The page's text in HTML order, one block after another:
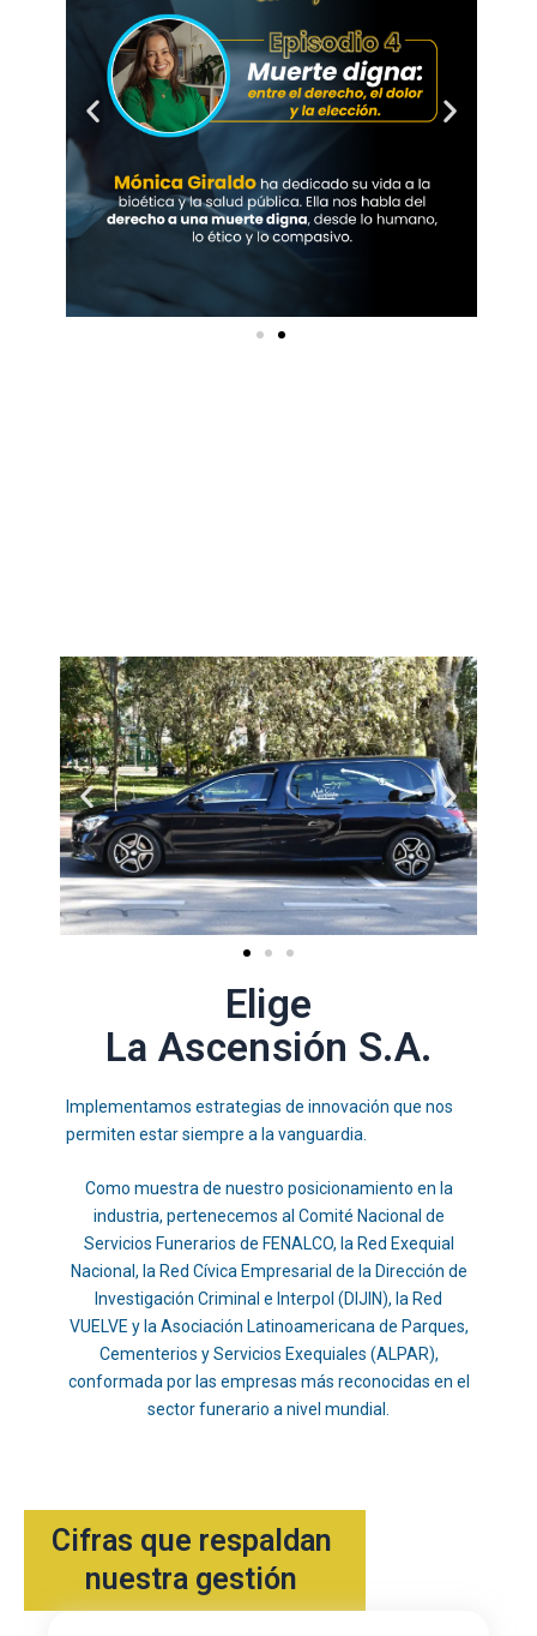
Elige
La Ascensión S.A.
Implementamos estrategias de innovación que nos
permiten estar siempre a la vanguardia.
Como muestra de nuestro posicionamiento en la
industria, pertenecemos al Comité Nacional de
Servicios Funerarios de FENALCO, la Red Exequial
Nacional, la Red Cívica Empresarial de la Dirección de
Investigación Criminal e Interpol (DIJIN), la Red
VUELVE y la Asociación Latinoamericana de Parques,
Cementerios y Servicios Exequiales (ALPAR),
conformada por las empresas más reconocidas en el
sector funerario a nivel mundial.
Cifras que respaldan
nuestra gestión